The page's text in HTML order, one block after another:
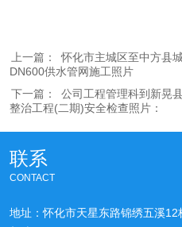
上一篇：
怀化市主城区至中方县
DN600供水管网施工照片
下一篇：
公司工程管理科到新晃
整治工程(二期)安全检查照片：
联系
CONTACT
地址：怀化市天星东路锦绣五溪12